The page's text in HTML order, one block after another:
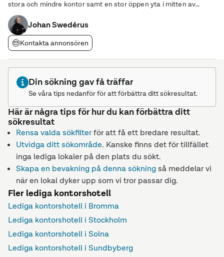
stora och mindre kontor samt en stor öppen yta i mitten av
lokalen. Lokalen kan anpassas till cirka 40 personer. Det finns
en varuhiss från lastkaj direkt
Johan Swedérus
Kontakta annonsören
Din sökning gav få träffar
Se våra tips nedanför för att förbättra ditt sökresultat.
Här är några tips för hur du kan förbättra ditt
sökresultat
Rensa valda sökfilterför att få ett bredare resultat.
Utvidga ditt sökområde. Kanske finns det för tillfället
inga lediga lokaler på den plats du sökt.
Skapa en bevakning på denna sökningså meddelar vi
när en lokal dyker upp som vi tror passar dig.
Fler lediga kontorshotell
Lediga kontorshotell i Bromma
Lediga kontorshotell i Stockholm
Lediga kontorshotell i Solna
Lediga kontorshotell i Sundbyberg